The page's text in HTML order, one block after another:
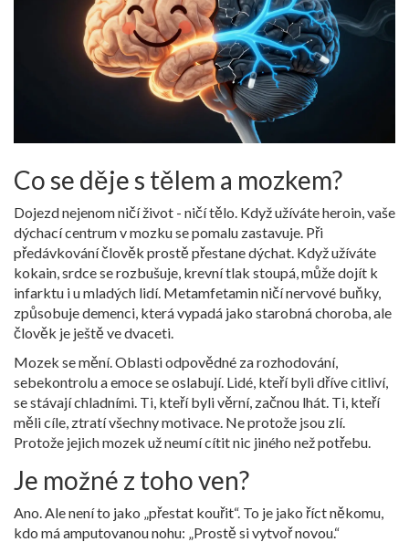
Co se děje s tělem a mozkem?
Dojezd nejenom ničí život - ničí tělo. Když užíváte heroin, vaše
dýchací centrum v mozku se pomalu zastavuje. Při
předávkování člověk prostě přestane dýchat. Když užíváte
kokain, srdce se rozbušuje, krevní tlak stoupá, může dojít k
infarktu i u mladých lidí. Metamfetamin ničí nervové buňky,
způsobuje demenci, která vypadá jako starobná choroba, ale
člověk je ještě ve dvaceti.
Mozek se mění. Oblasti odpovědné za rozhodování,
sebekontrolu a emoce se oslabují. Lidé, kteří byli dříve citliví,
se stávají chladními. Ti, kteří byli věrní, začnou lhát. Ti, kteří
měli cíle, ztratí všechny motivace. Ne protože jsou zlí.
Protože jejich mozek už neumí cítit nic jiného než potřebu.
Je možné z toho ven?
Ano. Ale není to jako „přestat kouřit“. To je jako říct někomu,
kdo má amputovanou nohu: „Prostě si vytvoř novou.“